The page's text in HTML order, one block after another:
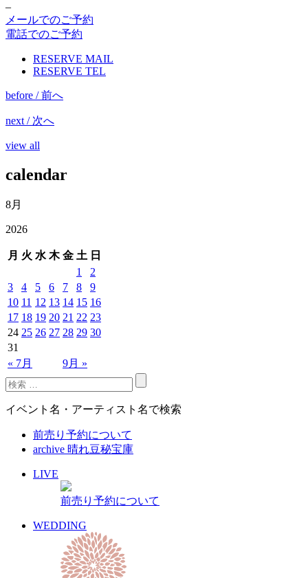
–
メールでのご予約
電話でのご予約
RESERVE MAIL
RESERVE TEL
before / 前へ
next / 次へ
view all
calendar
8月
2026
月 火 水 木 金 土 日
« 7月 9月 »
1
2
3
4 5 6 7 8
9
10 11 12 13 14 15 16
17 18 19 20 21 22 23
24 25 26 27 28 29 30
31
イベント名・アーティスト名で検索
前売り予約について
archive 晴れ豆秘宝庫
LIVE
前売り予約について
WEDDING